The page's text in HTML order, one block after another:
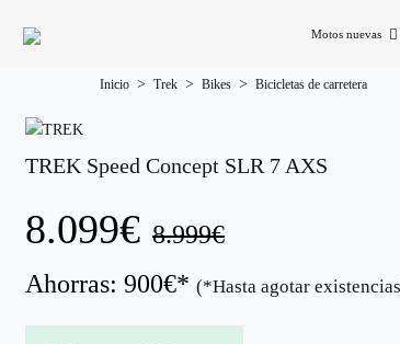
Motos nuevas
Inicio Trek Bikes Bicicletas de carretera
TREK Speed Concept SLR 7 AXS
8.099€ 8.999€
Ahorras: 900€* (*Hasta agotar